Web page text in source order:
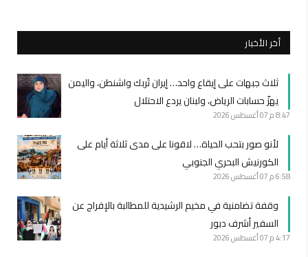
أخر الأخبار
ثلاث جبهات على إيقاع واحد… إيران تُربك واشنطن، واليمن
يهزّ حسابات الرياض، ولبنان يردع الاحتلال
8:47 م 07 أغسطس 2026
لأنو صور بتحب الحياة… لاقونا على مدى ثلاثة أيام على
الكورنيش البحري الجنوبي
6:58 م 07 أغسطس 2026
وقفة تضامنية في مخيم الرشيدية للمطالبة بالإفراج عن
السفير أشرف دبور
4:17 م 07 أغسطس 2026